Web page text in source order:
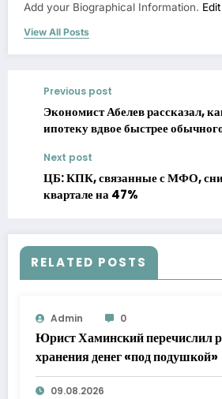
Add your Biographical Information.
View All Posts
Previous post
Экономист Абелев рассказал,
ипотеку вдвое быстрее
Next post
ЦБ: КПК, связанные с МФО,
квартале на 47%
RELATED POSTS
Admin 0
Юрист Хаминский перечислил
хранения денег «под подушкой»
09.08.2026